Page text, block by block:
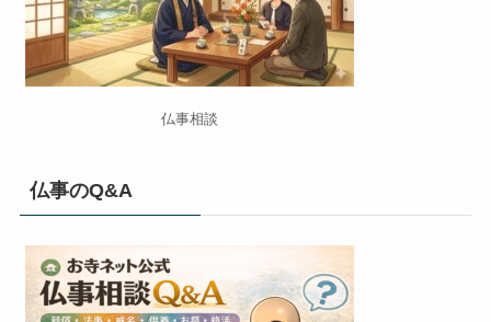
仏事相談
仏事のQ&A